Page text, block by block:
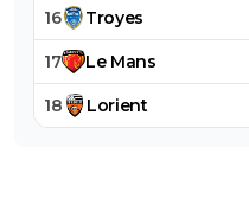
16 Troyes
17 Le Mans
18 Lorient